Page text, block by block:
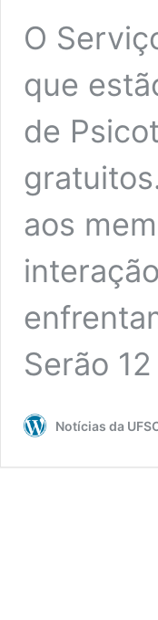
O
que
de
aos
Serão
Notícias da